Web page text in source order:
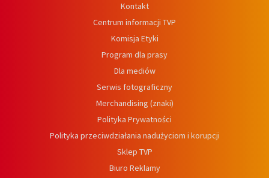
Kontakt
Centrum informacji TVP
Komisja Etyki
Program dla prasy
Dla mediów
Serwis fotograficzny
Merchandising (znaki)
Polityka Prywatności
Polityka przeciwdziałania nadużyciom i korupcji
Sklep TVP
Biuro Reklamy